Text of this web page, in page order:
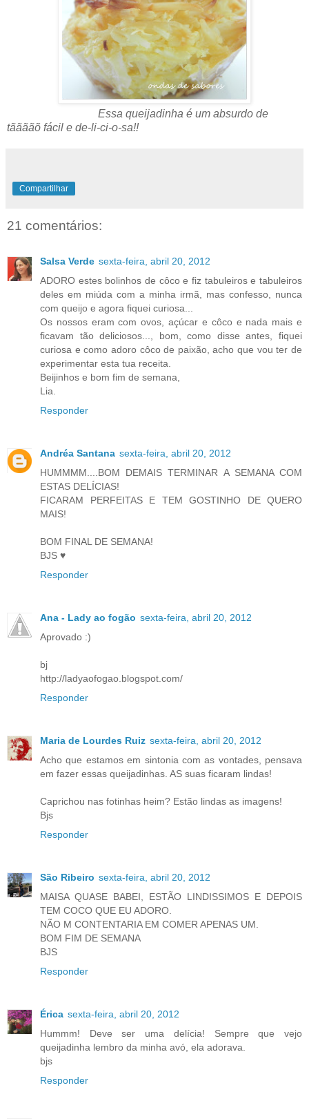
Essa queijadinha é um absurdo de
tããããõ fácil e de-li-ci-o-sa!!
Compartilhar
21 comentários:
Salsa Verde sexta-feira, abril 20, 2012
ADORO estes bolinhos de côco e fiz tabuleiros e tabuleiros
deles em miúda com a minha irmã, mas confesso, nunca
com queijo e agora fiquei curiosa...
Os nossos eram com ovos, açúcar e côco e nada mais e
ficavam tão deliciosos..., bom, como disse antes, fiquei
curiosa e como adoro côco de paixão, acho que vou ter de
experimentar esta tua receita.
Beijinhos e bom fim de semana,
Lia.
Responder
Andréa Santana sexta-feira, abril 20, 2012
HUMMMM....BOM DEMAIS TERMINAR A SEMANA COM
ESTAS DELÍCIAS!
FICARAM PERFEITAS E TEM GOSTINHO DE QUERO
MAIS!
BOM FINAL DE SEMANA!
BJS ♥
Responder
Ana - Lady ao fogão sexta-feira, abril 20, 2012
Aprovado :)
bj
http://ladyaofogao.blogspot.com/
Responder
Maria de Lourdes Ruiz sexta-feira, abril 20, 2012
Acho que estamos em sintonia com as vontades, pensava
em fazer essas queijadinhas. AS suas ficaram lindas!
Caprichou nas fotinhas heim? Estão lindas as imagens!
Bjs
Responder
São Ribeiro sexta-feira, abril 20, 2012
MAISA QUASE BABEI, ESTÃO LINDISSIMOS E DEPOIS
TEM COCO QUE EU ADORO.
NÃO M CONTENTARIA EM COMER APENAS UM.
BOM FIM DE SEMANA
BJS
Responder
Érica sexta-feira, abril 20, 2012
Hummm! Deve ser uma delícia! Sempre que vejo
queijadinha lembro da minha avó, ela adorava.
bjs
Responder